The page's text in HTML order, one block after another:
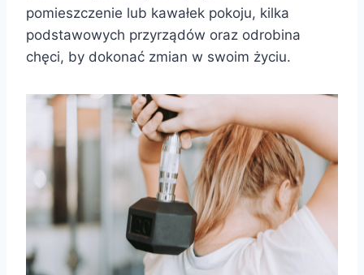
pomieszczenie lub kawałek pokoju, kilka
podstawowych przyrządów oraz odrobina
chęci, by dokonać zmian w swoim życiu.